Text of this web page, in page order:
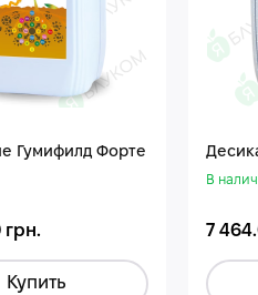
Гумифилд Форте
грн.
Купить
В
7